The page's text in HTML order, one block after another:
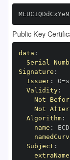
Public Key
data :
Serial
Signature :
Issuer:
Validity:
Not
Not After
Algorithm:
name :
Subject :